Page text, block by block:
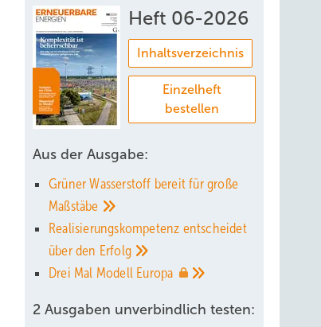
Heft 06-2026
Inhaltsverzeichnis
Einzelheft
bestellen
Aus der Ausgabe:
Grüner Wasserstoff bereit für große
Maßstäbe
Realisierungskompetenz entscheidet
über den Erfolg
Drei Mal Modell Europa
2 Ausgaben unverbindlich testen: